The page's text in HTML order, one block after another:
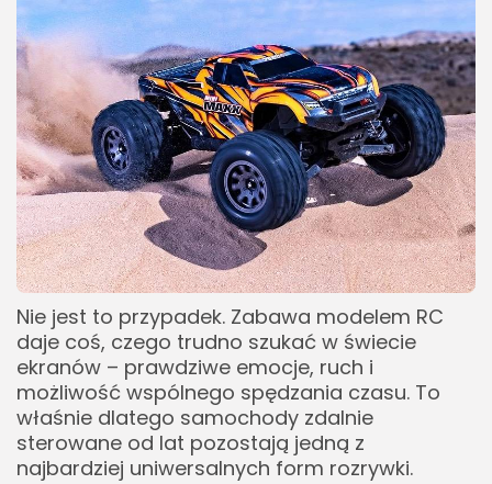
Nie jest to przypadek. Zabawa modelem RC
daje coś, czego trudno szukać w świecie
ekranów – prawdziwe emocje, ruch i
możliwość wspólnego spędzania czasu. To
właśnie dlatego samochody zdalnie
sterowane od lat pozostają jedną z
najbardziej uniwersalnych form rozrywki.